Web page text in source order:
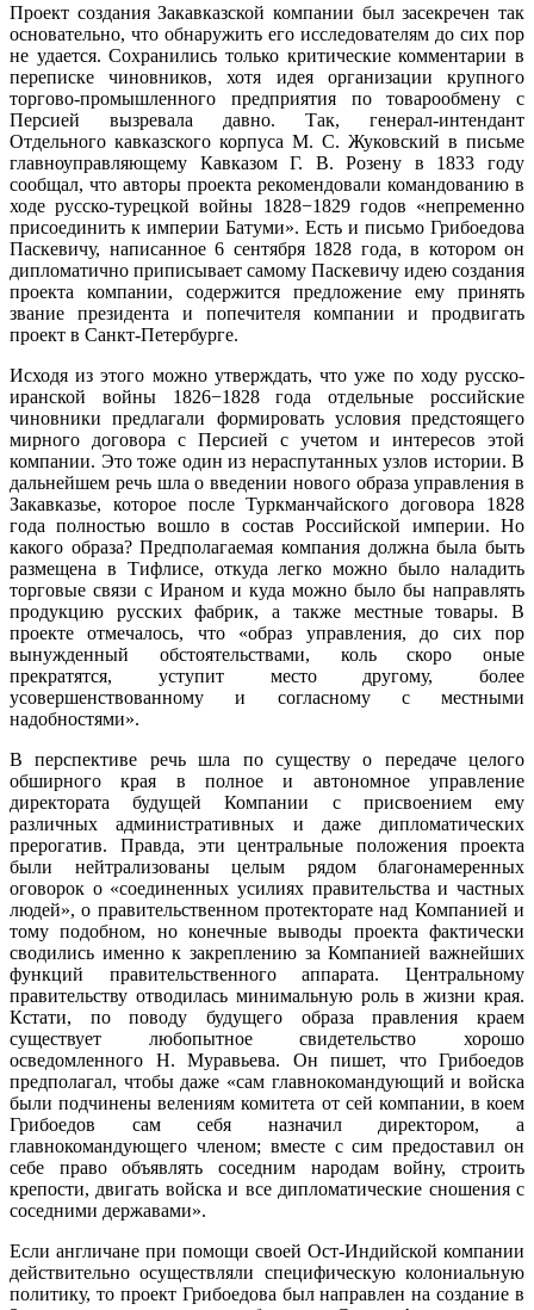
Проект создания Закавказской компании был засекречен так
основательно, что обнаружить его исследователям до сих пор
не удается. Сохранились только критические комментарии в
переписке чиновников, хотя идея организации крупного
торгово-промышленного предприятия по товарообмену с
Персией вызревала давно. Так, генерал-интендант
Отдельного кавказского корпуса М. С. Жуковский в письме
главноуправляющему Кавказом Г. В. Розену в 1833 году
сообщал, что авторы проекта рекомендовали командованию в
ходе русско-турецкой войны 1828−1829 годов «непременно
присоединить к империи Батуми». Есть и письмо Грибоедова
Паскевичу, написанное 6 сентября 1828 года, в котором он
дипломатично приписывает самому Паскевичу идею создания
проекта компании, содержится предложение ему принять
звание президента и попечителя компании и продвигать
проект в Санкт-Петербурге.
Исходя из этого можно утверждать, что уже по ходу русско-
иранской войны 1826−1828 года отдельные российские
чиновники предлагали формировать условия предстоящего
мирного договора с Персией с учетом и интересов этой
компании. Это тоже один из нераспутанных узлов истории. В
дальнейшем речь шла о введении нового образа управления в
Закавказье, которое после Туркманчайского договора 1828
года полностью вошло в состав Российской империи. Но
какого образа? Предполагаемая компания должна была быть
размещена в Тифлисе, откуда легко можно было наладить
торговые связи с Ираном и куда можно было бы направлять
продукцию русских фабрик, а также местные товары. В
проекте отмечалось, что «образ управления, до сих пор
вынужденный обстоятельствами, коль скоро оные
прекратятся, уступит место другому, более
усовершенствованному и согласному с местными
надобностями».
В перспективе речь шла по существу о передаче целого
обширного края в полное и автономное управление
директората будущей Компании с присвоением ему
различных административных и даже дипломатических
прерогатив. Правда, эти центральные положения проекта
были нейтрализованы целым рядом благонамеренных
оговорок о «соединенных усилиях правительства и частных
людей», о правительственном протекторате над Компанией и
тому подобном, но конечные выводы проекта фактически
сводились именно к закреплению за Компанией важнейших
функций правительственного аппарата. Центральному
правительству отводилась минимальную роль в жизни края.
Кстати, по поводу будущего образа правления краем
существует любопытное свидетельство хорошо
осведомленного Н. Муравьева. Он пишет, что Грибоедов
предполагал, чтобы даже «сам главнокомандующий и войска
были подчинены велениям комитета от сей компании, в коем
Грибоедов сам себя назначил директором, а
главнокомандующего членом; вместе с сим предоставил он
себе право объявлять соседним народам войну, строить
крепости, двигать войска и все дипломатические сношения с
соседними державами».
Если англичане при помощи своей Ост-Индийской компании
действительно осуществляли специфическую колониальную
политику, то проект Грибоедова был направлен на создание в